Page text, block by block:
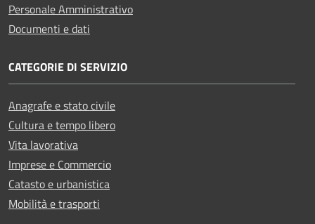
Personale Amministrativo
Documenti e dati
CATEGORIE DI SERVIZIO
Anagrafe e stato civile
Cultura e tempo libero
Vita lavorativa
Imprese e Commercio
Catasto e urbanistica
Mobilità e trasporti